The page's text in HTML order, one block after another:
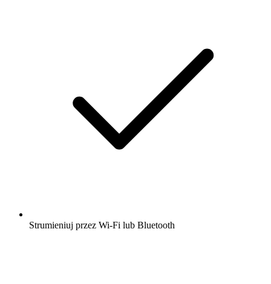
Strumieniuj przez Wi-Fi lub Bluetooth